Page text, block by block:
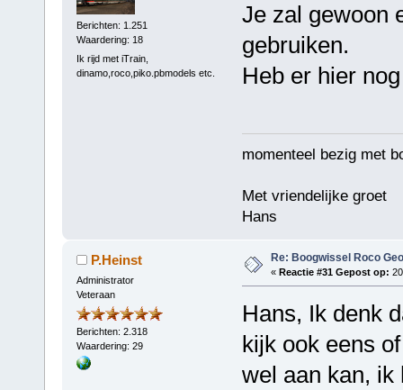
Berichten: 1.251
Waardering: 18
Ik rijd met iTrain,
dinamo,roco,piko.pbmodels etc.
Je zal gewoon
gebruiken.
Heb er hier
momenteel bezig met
Met vriendelijke groet
Hans
P.Heinst
Administrator
Veteraan
Berichten: 2.318
Waardering: 29
Re: Boogwissel Roco
« Reactie #31 Gepost op:
Hans, Ik denk
kijk ook eens
wel aan kan, ik